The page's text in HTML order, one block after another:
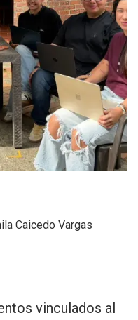
Caicedo Vargas
vinculados al